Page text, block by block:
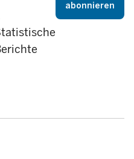
abonnieren